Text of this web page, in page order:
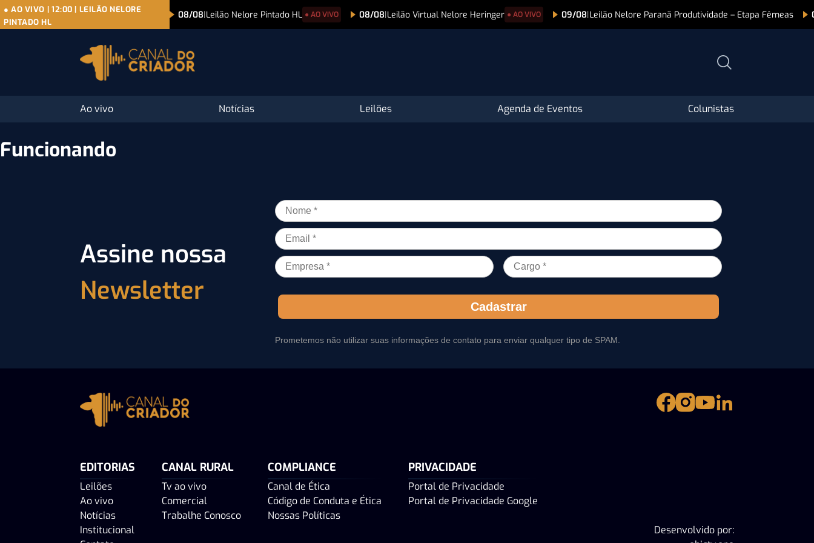
● AO VIVO | 12:00 | LEILÃO NELORE
PINTADO HL
08/08|Leilão Nelore Pintado HL ● AO VIVO 08/08|Leilão Virtual Nelore Heringer ● AO VIVO 09/08|Leilão Nelore Paranã Produtividade – Etapa Fêmeas
Ao vivo Notícias Leilões Agenda de Eventos Colunistas
Funcionando
Assine nossa
Newsletter
Cadastrar
Prometemos não utilizar suas informações de contato para enviar qualquer tipo de SPAM.
EDITORIAS
Leilões
Ao vivo
Notícias
Institucional
CANAL RURAL
Tv ao vivo
Comercial
Trabalhe Conosco
COMPLIANCE
Canal de Ética
Código de Conduta e Ética
Nossas Políticas
PRIVACIDADE
Portal de Privacidade
Portal de Privacidade Google
Desenvolvido por: